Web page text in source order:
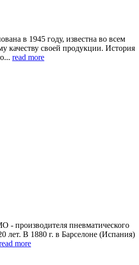
в 1945 году, известна во всем
качеству своей продукции. История
read more
- производителя пневматического
лет. В 1880 г. в Барселоне (Испания)
more